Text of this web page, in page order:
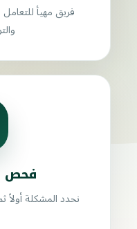
فريق مهيأ
فحص
نحدد المشكلة أولاً